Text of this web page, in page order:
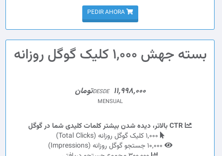
PEDIR AHORA
بسته جهش 1,000 کلیک گوگل روزانه
DESDE 11,998,000تومان
MENSUAL